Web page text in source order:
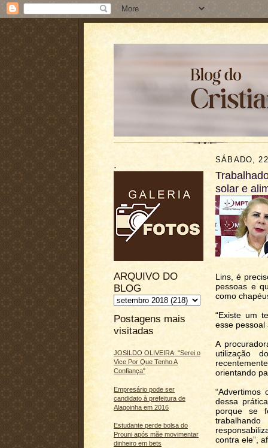
.
ARQUIVO DO
BLOG
Postagens mais
visitadas
JOSILDO OLIVEIRA: "Serei o
Vice Por Que Tenho A
Confiança"
Empresário pode ser
candidato à prefeitura de
Alagoinha em 2016
Estudante perde bolsa do
Prouni após mãe movimentar
dinheiro em bets
SÁBADO,
solar e
Lins, é
pessoas e
como
“Existe um
esse pessoal
A
utilização
orientando
dessa
porque se
contra ele”,